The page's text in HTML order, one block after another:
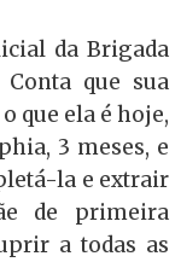
da Brigada
que sua
que ela é hoje,
3 meses, e
la e extrair
de primeira
a todas as